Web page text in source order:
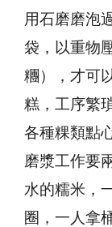
用石磨磨泡
袋，以重物
糰），才可
糕，工序繁
各種粿類點
磨漿工作要
水的糯米，
圈，一人拿